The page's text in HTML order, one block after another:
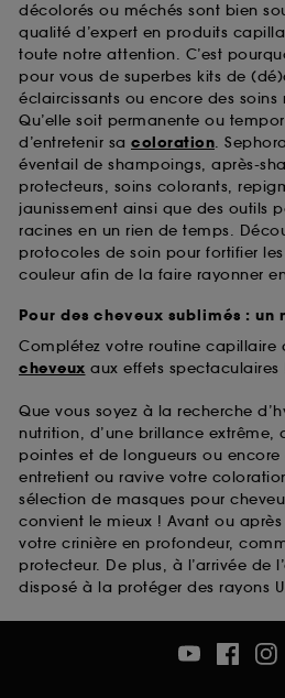
décolorés ou méchés sont bien
qualité d’expert en produits
toute notre attention. C’est
pour vous de superbes kits de
éclaircissants ou encore des soins
Qu’elle soit permanente ou
d’entretenir sa coloration.
éventail de shampoings, après-
protecteurs, soins colorants,
jaunissement ainsi que des outils
racines en un rien de temps.
protocoles de soin pour fortifier
couleur afin de la faire rayonner
Pour des cheveux sublimés :
Complétez votre routine capillaire
cheveux aux effets spectaculaires
Que vous soyez à la recherche
nutrition, d’une brillance extrême,
pointes et de longueurs ou
entretient ou ravive votre
sélection de masques pour
convient le mieux ! Avant ou
votre crinière en profondeur,
protecteur. De plus, à l’arrivée de
disposé à la protéger des rayons